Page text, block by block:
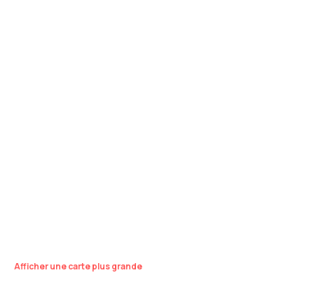
Afficher une carte plus grande